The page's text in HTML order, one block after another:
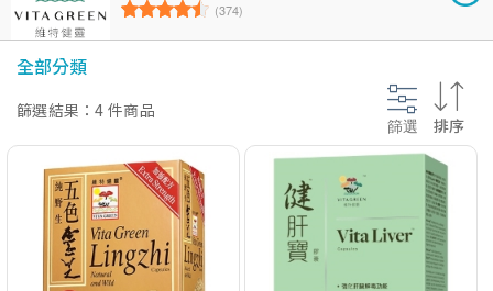
(374)
全部分類
篩選結果：4 件商品
篩選 排序